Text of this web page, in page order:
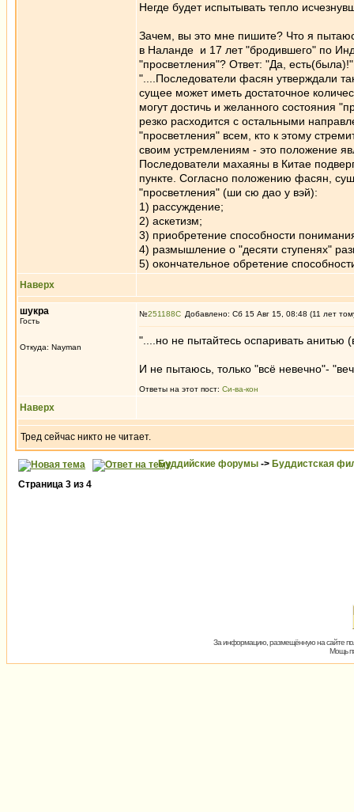
Негде будет испытывать тепло
Зачем, вы это мне пишите? Что я
в Наланде и 17 лет "бродившего" по
"просветления"? Ответ: "Да,
"....Последователи фасян утверждали
сущее может иметь достаточное
могут достичь и желанного состояния
резко расходится с остальными
"просветления" всем, кто к этому
своим устремлениям - это положение
Последователи махаяны в Китае
пункте. Согласно положению фасян,
"просветления" (ши сю дао у вэй):
1) рассуждение;
2) аскетизм;
3) приобретение способности
4) размышление о "десяти ступенях"
5) окончательное обретение
Наверх
шукра
Гость
Откуда: Nayman
№251188 Добавлено: Сб 15 Авг 15, 08:48 (11 лет
"....но не пытайтесь оспаривать анитью
И не пытаюсь, только "всё невечно"-
Ответы на этот пост: Си-ва-кон
Наверх
Тред сейчас никто не читает.
Буддийские форумы -> Буддистская
Страница 3 из 4
За информацию, размещённую на сайте
Мощь